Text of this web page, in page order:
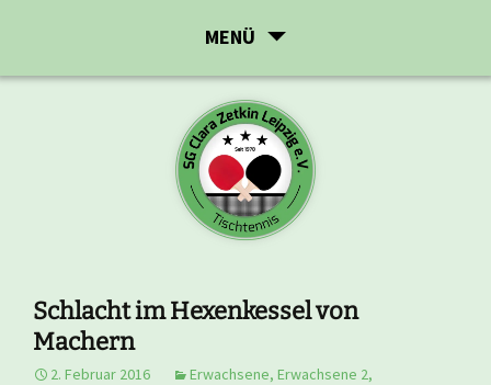
MENÜ
Schlacht im Hexenkessel von
Machern
2. Februar 2016 Erwachsene, Erwachsene 2,